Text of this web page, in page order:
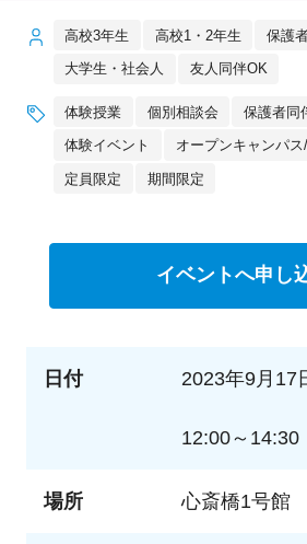
高校3年生 高校1・2年生 保護
大学生・社会人 友人同伴OK
体験授業 個別相談会 保護者同
体験イベント オープンキャンパ
定員限定 期間限定
イベントへ申し
日付 2023年9月17
12:00～14:30
場所 心斎橋1号館